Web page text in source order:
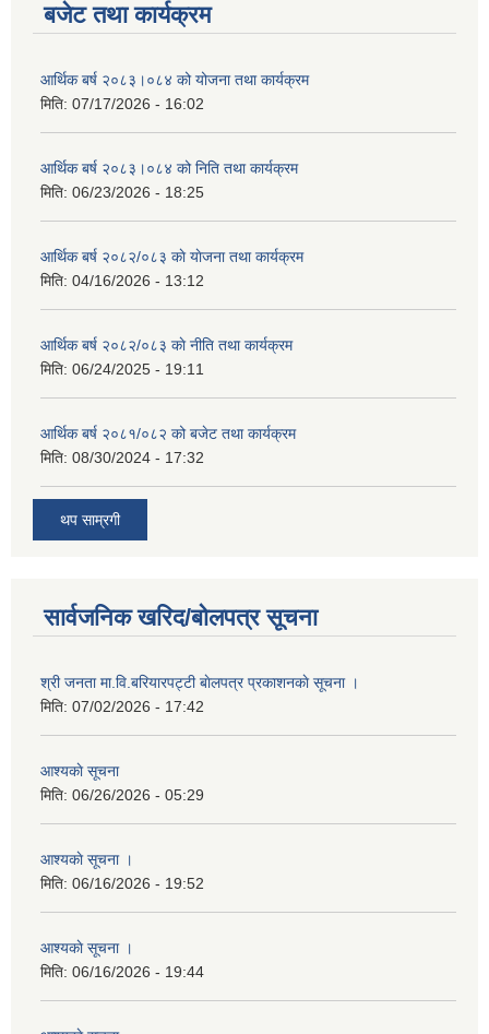
बजेट तथा कार्यक्रम
आर्थिक बर्ष २०८३।०८४ को योजना तथा कार्यक्रम
मिति: 07/17/2026 - 16:02
आर्थिक बर्ष २०८३।०८४ को निति तथा कार्यक्रम
मिति: 06/23/2026 - 18:25
आर्थिक बर्ष २०८२/०८३ काे याेजना तथा कार्यक्रम
मिति: 04/16/2026 - 13:12
आर्थिक बर्ष २०८२/०८३ काे नीति तथा कार्यक्रम
मिति: 06/24/2025 - 19:11
आर्थिक बर्ष २०८१/०८२ को बजेट तथा कार्यक्रम
मिति: 08/30/2024 - 17:32
थप साम्रगी
सार्वजनिक खरिद/बोलपत्र सूचना
श्री जनता मा.वि.बरियारपट्टी बाेलपत्र प्रकाशनकाे सूचना ।
मिति: 07/02/2026 - 17:42
आश्यकाे सूचना
मिति: 06/26/2026 - 05:29
आश्यकाे सूचना ।
मिति: 06/16/2026 - 19:52
आश्यकाे सूचना ।
मिति: 06/16/2026 - 19:44